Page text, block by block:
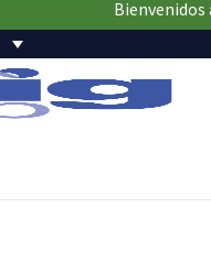
Bienvenidos